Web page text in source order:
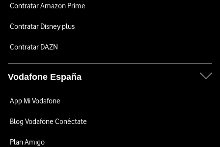
Contratar Amazon Prime
Contratar Disney plus
Contratar DAZN
Vodafone España
App Mi Vodafone
Blog Vodafone Conéctate
Plan Amigo